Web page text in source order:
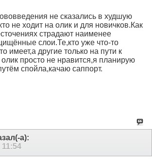
не сказались в худшую
не ходит на олик и для новичков.Как
страдают наименее
слои.Те,кто уже что-то
имеет,а другие только на пути к
просто не нравится,я планирую
спойла,качаю саппорт.
а):
11:54